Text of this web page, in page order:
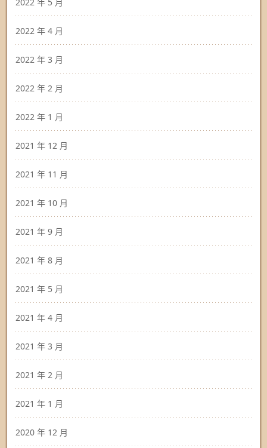
2022 年 4 月
2022 年 3 月
2022 年 2 月
2022 年 1 月
2021 年 12 月
2021 年 11 月
2021 年 10 月
2021 年 9 月
2021 年 8 月
2021 年 5 月
2021 年 4 月
2021 年 3 月
2021 年 2 月
2021 年 1 月
2020 年 12 月